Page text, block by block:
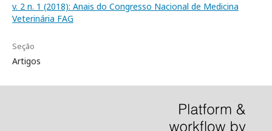
v. 2 n. 1 (2018): Anais do Congresso Nacional de Medicina
Veterinária FAG
Seção
Artigos